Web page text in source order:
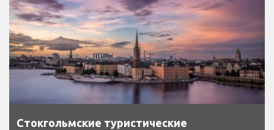
Стокгольмские туристические